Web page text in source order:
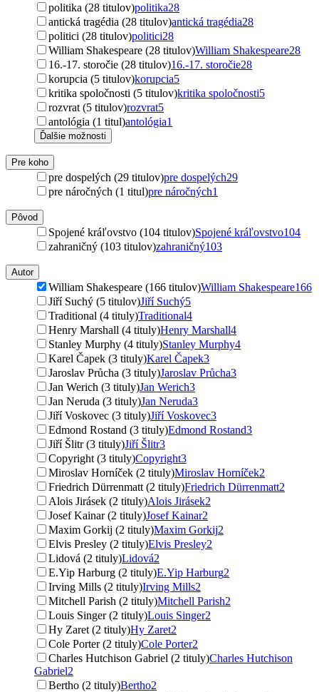
politika (28 titulov)politika28
antická tragédia (28 titulov)antická tragédia28
politici (28 titulov)politici28
William Shakespeare (28 titulov)William Shakespeare28
16.-17. storočie (28 titulov)16.-17. storočie28
korupcia (5 titulov)korupcia5
kritika spoločnosti (5 titulov)kritika spoločnosti5
rozvrat (5 titulov)rozvrat5
antológia (1 titul)antológia1
Ďalšie možnosti
Pre koho
pre dospelých (29 titulov)pre dospelých29
pre náročných (1 titul)pre náročných1
Pôvod
Spojené kráľovstvo (104 titulov)Spojené kráľovstvo104
zahraničný (103 titulov)zahraničný103
Autor
William Shakespeare (166 titulov)William Shakespeare166
Jiří Suchý (5 titulov)Jiří Suchý5
Traditional (4 tituly)Traditional4
Henry Marshall (4 tituly)Henry Marshall4
Stanley Murphy (4 tituly)Stanley Murphy4
Karel Čapek (3 tituly)Karel Čapek3
Jaroslav Průcha (3 tituly)Jaroslav Průcha3
Jan Werich (3 tituly)Jan Werich3
Jan Neruda (3 tituly)Jan Neruda3
Jiří Voskovec (3 tituly)Jiří Voskovec3
Edmond Rostand (3 tituly)Edmond Rostand3
Jiří Šlitr (3 tituly)Jiří Šlitr3
Copyright (3 tituly)Copyright3
Miroslav Horníček (2 tituly)Miroslav Horníček2
Friedrich Dürrenmatt (2 tituly)Friedrich Dürrenmatt2
Alois Jirásek (2 tituly)Alois Jirásek2
Josef Kainar (2 tituly)Josef Kainar2
Maxim Gorkij (2 tituly)Maxim Gorkij2
Elvis Presley (2 tituly)Elvis Presley2
Lidová (2 tituly)Lidová2
E.Yip Harburg (2 tituly)E.Yip Harburg2
Irving Mills (2 tituly)Irving Mills2
Mitchell Parish (2 tituly)Mitchell Parish2
Louis Singer (2 tituly)Louis Singer2
Hy Zaret (2 tituly)Hy Zaret2
Cole Porter (2 tituly)Cole Porter2
Charles Hutchison Gabriel (2 tituly)Charles Hutchison
Gabriel2
Bertho (2 tituly)Bertho2